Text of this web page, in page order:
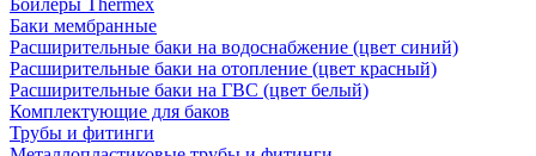
Бойлеры Thermex
Баки мембранные
Расширительные баки на водоснабжение (цвет синий)
Расширительные баки на отопление (цвет красный)
Расширительные баки на ГВС (цвет белый)
Комплектующие для баков
Трубы и фитинги